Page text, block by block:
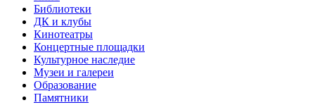
Библиотеки
ДК и клубы
Кинотеатры
Концертные площадки
Культурное наследие
Музеи и галереи
Образование
Памятники